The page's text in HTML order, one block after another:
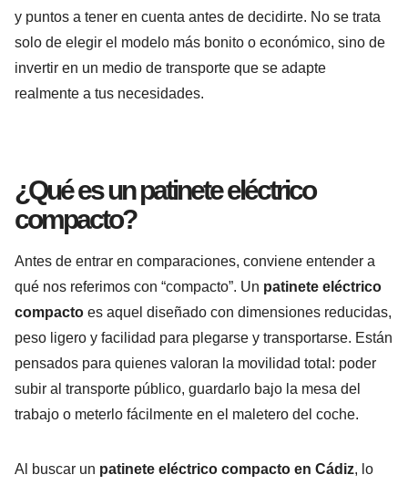
y puntos a tener en cuenta antes de decidirte. No se trata
solo de elegir el modelo más bonito o económico, sino de
invertir en un medio de transporte que se adapte
realmente a tus necesidades.
¿Qué es un patinete eléctrico
compacto?
Antes de entrar en comparaciones, conviene entender a
qué nos referimos con “compacto”. Un patinete eléctrico
compacto es aquel diseñado con dimensiones reducidas,
peso ligero y facilidad para plegarse y transportarse. Están
pensados para quienes valoran la movilidad total: poder
subir al transporte público, guardarlo bajo la mesa del
trabajo o meterlo fácilmente en el maletero del coche.
Al buscar un patinete eléctrico compacto en Cádiz, lo